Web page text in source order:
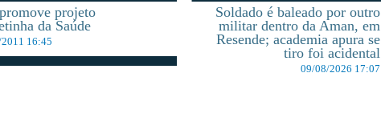
projeto
da Saúde
16:45
Soldado é baleado por outro
militar dentro da Aman, em
Resende; academia apura se
tiro foi acidental
09/08/2026 17:07